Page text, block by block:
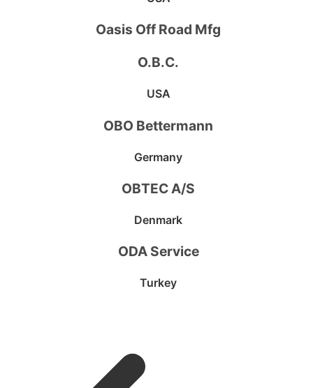
Oasis Off Road Mfg
O.B.C.
USA
OBO Bettermann
Germany
OBTEC A/S
Denmark
ODA Service
Turkey